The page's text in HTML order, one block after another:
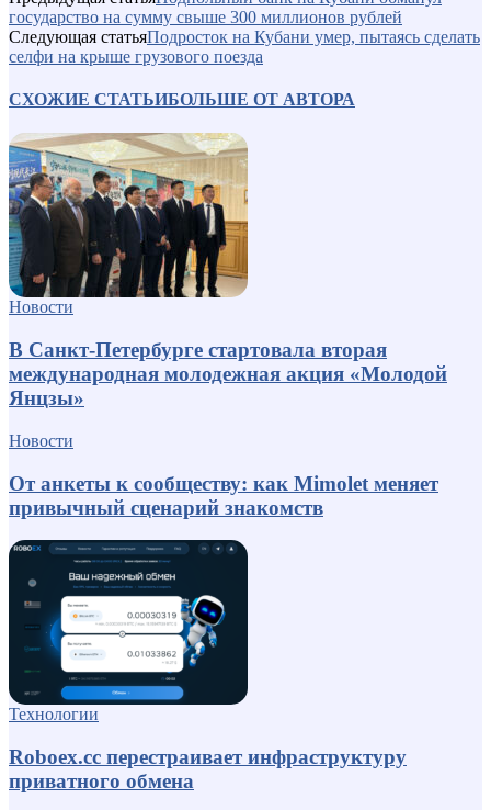
государство на сумму свыше 300 миллионов рублей
Следующая статьяПодросток на Кубани умер, пытаясь сделать
селфи на крыше грузового поезда
СХОЖИЕ СТАТЬИБОЛЬШЕ ОТ АВТОРА
Новости
В Санкт-Петербурге стартовала вторая
международная молодежная акция «Молодой
Янцзы»
Новости
От анкеты к сообществу: как Mimolet меняет
привычный сценарий знакомств
Технологии
Roboex.cc перестраивает инфраструктуру
приватного обмена